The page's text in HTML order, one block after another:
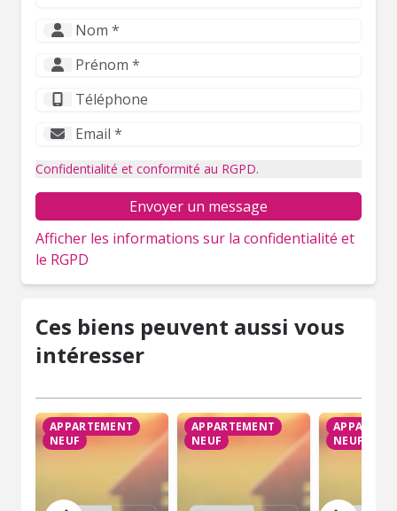
Confidentialité et conformité au RGPD.
Envoyer un message
Afficher les informations sur la confidentialité et
le RGPD
Ces biens peuvent aussi vous
intéresser
APPARTEMENT
NEUF
APPARTEMENT
NEUF
NEUF